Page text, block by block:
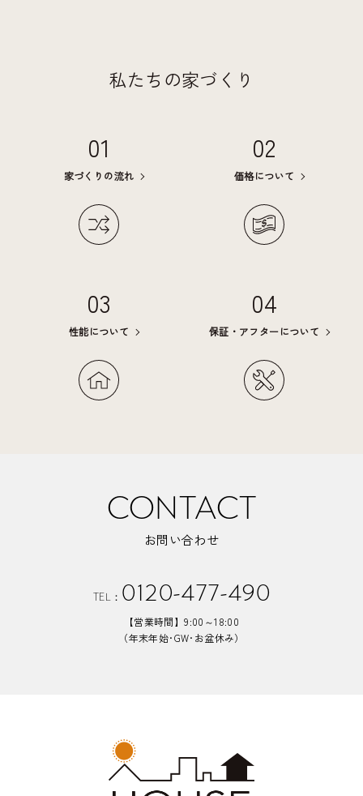
私たちの家づくり
01
家づくりの流れ
02
価格について
03
性能について
04
保証・アフターについて
CONTACT
お問い合わせ
TEL： 0120-477-490
【営業時間】9:00～18:00
（年末年始･GW･お盆休み）